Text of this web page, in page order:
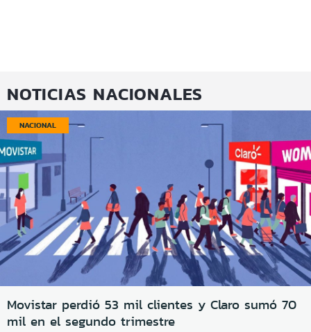
NOTICIAS NACIONALES
NACIONAL
Movistar perdió 53 mil clientes y Claro sumó 70
mil en el segundo trimestre